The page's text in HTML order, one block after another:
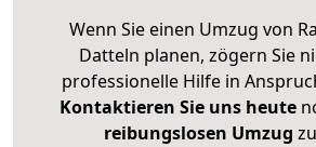
Wenn Sie einen Umzug von
Datteln planen, zögern Sie
professionelle Hilfe in
Kontaktieren Sie uns heute
reibungslosen Umzug